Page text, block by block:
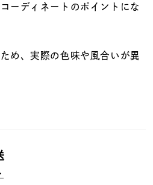
ーディネートのポイントにな
め、実際の色味や風合いが異